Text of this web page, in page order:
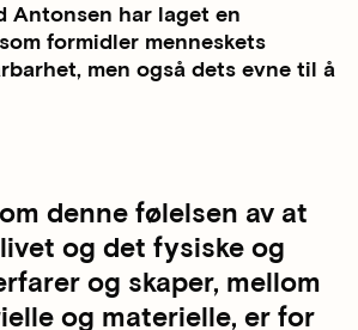
Antonsen har laget en
formidler menneskets
men også dets evne til å
denne følelsen av at
og det fysiske og
og skaper, mellom
og materielle, er for